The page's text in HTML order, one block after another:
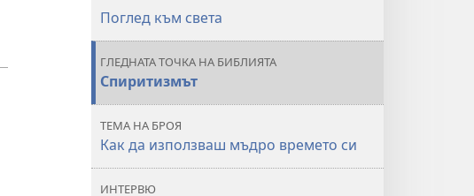
използваш
Поглед към света
ГЛЕДНАТА ТОЧКА НА БИБЛИЯТА
Спиритизмът
ТЕМА НА БРОЯ
Как да използваш мъдро времето си
ИНТЕРВЮ